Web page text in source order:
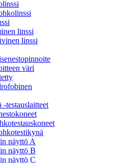
linssi
linssi
väri
-testauslaitteet
näyttö A
näyttö B
näyttö C